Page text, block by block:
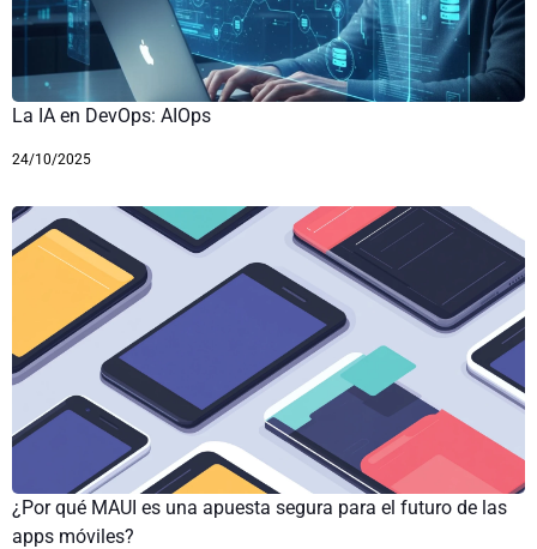
La IA en DevOps: AIOps
24/10/2025
¿Por qué MAUI es una apuesta segura para el futuro de las
apps móviles?